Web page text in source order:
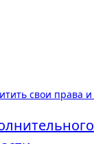
свои права